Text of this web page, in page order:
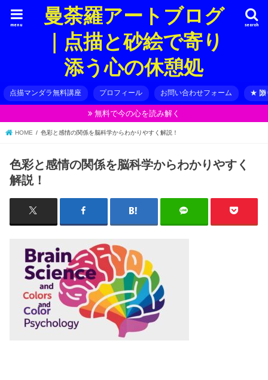
曼荼羅アートブログ
｜点描と砂絵で寄り
添う心の休憩処
search
menu
点描マンダラ無料講座 プロフィール お問い合わせフォーム ★ 贈
無料で今の心を読み解く
HOME 色彩と感情の関係を脳科学からわかりやすく解説！
色彩と感情の関係を脳科学からわかりやすく
解説！